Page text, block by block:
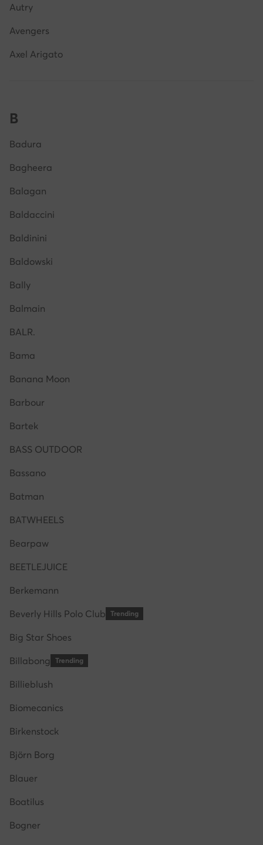
Autry
Avengers
Axel Arigato
B
Badura
Bagheera
Balagan
Baldaccini
Baldinini
Baldowski
Bally
Balmain
BALR.
Bama
Banana Moon
Barbour
Bartek
BASS OUTDOOR
Bassano
Batman
BATWHEELS
Bearpaw
BEETLEJUICE
Berkemann
Beverly Hills Polo Club Trending
Big Star Shoes
Billabong
Trending
Billieblush
Biomecanics
Birkenstock
Björn Borg
Blauer
Boatilus
Bogner